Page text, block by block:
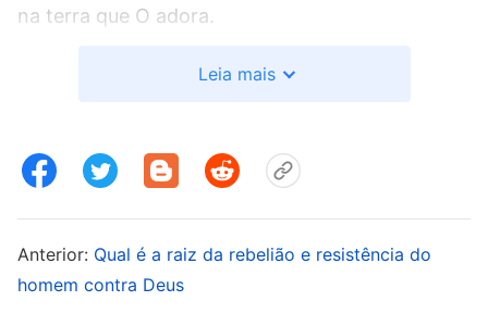
na terra que O adora.
o homem entrarão em descanso juntos”
A obra feita por Deus difere em cada período. Se
obediência para com Sua obra é pobre, ou você
Leia mais
Anterior: Qual é a raiz da rebelião e resistência do
homem contra Deus